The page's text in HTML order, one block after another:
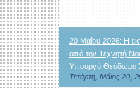
20 Μαΐου 2026: Η
από την Τεχνητή
Υπουργό Θεόδωρο
Τετάρτη, Μάιος 20,